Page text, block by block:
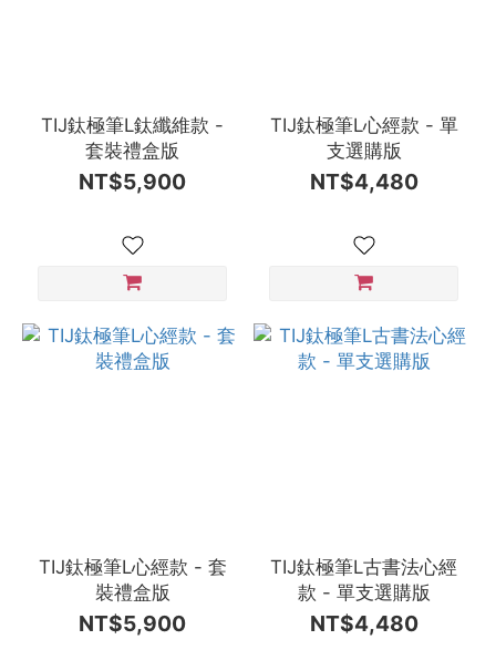
TIJ鈦極筆L鈦纖維款 -
套裝禮盒版
NT$5,900
TIJ鈦極筆L心經款 - 單
支選購版
NT$4,480
TIJ鈦極筆L心經款 - 套
裝禮盒版
NT$5,900
TIJ鈦極筆L古書法心經
款 - 單支選購版
NT$4,480